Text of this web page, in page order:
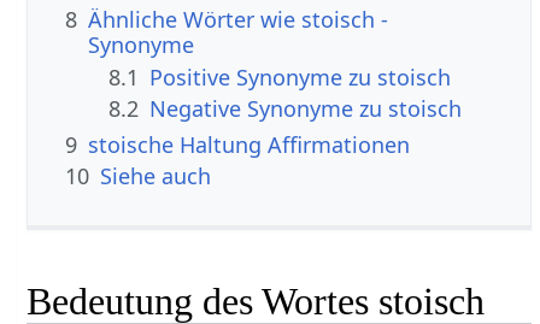
8 Ähnliche Wörter wie stoisch -
Synonyme
8.1 Positive Synonyme zu stoisch
8.2 Negative Synonyme zu stoisch
9 stoische Haltung Affirmationen
10 Siehe auch
Bedeutung des Wortes stoisch